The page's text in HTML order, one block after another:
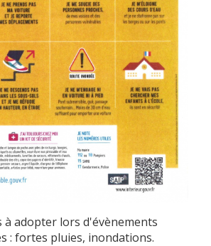
à adopter lors d'évènements
: fortes pluies, inondations.